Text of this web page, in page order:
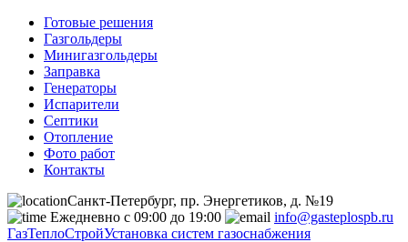
Готовые решения
Газгольдеры
Минигазгольдеры
Заправка
Генераторы
Испарители
Септики
Отопление
Фото работ
Контакты
Санкт-Петербург, пр. Энергетиков, д. №19
Ежедневно с 09:00 до 19:00
info@gasteplospb.ru
ГазТеплоСтройУстановка систем газоснабжения